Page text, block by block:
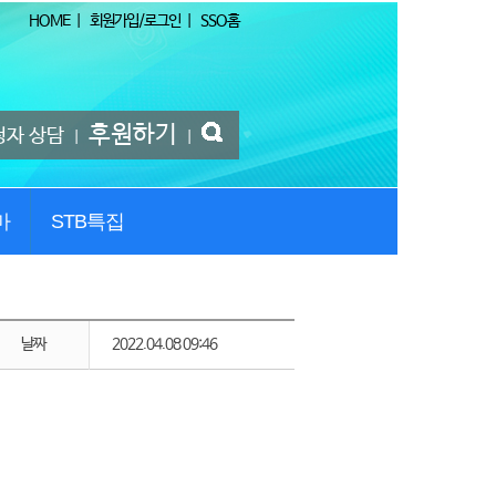
HOME| 회원가입/로그인 SSO홈
자 상담 후원하기
STB특집
날짜 2022.04.08 09:46